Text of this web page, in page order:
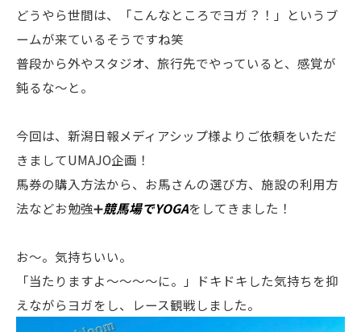
どうやら世間は、「こんなところでヨガ？！」というブ
ームが来ているそうですね笑
普段から外やスタジオ、旅行先でやっていると、感覚が
鈍るな〜と。
今回は、新潟日報メディアシップ様よりご依頼をいただ
きましてUMAJO企画！
馬券の購入方法から、お馬さんの選び方、施設の利用方
法などお勉強➕競馬場でYOGAをしてきました！
お〜。気持ちいい。
「当たりますよ〜〜〜〜に。」ドキドキした気持ちを抑
えながらヨガをし、レース観戦しました。